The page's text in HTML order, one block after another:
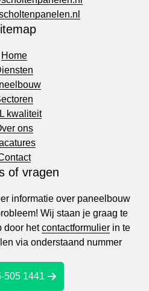
Home
kwaliteit
ons
of vragen
informatie over paneelbouw
Wij staan je graag te
door hetcontactformulierin te
via onderstaand nummer
505 1441